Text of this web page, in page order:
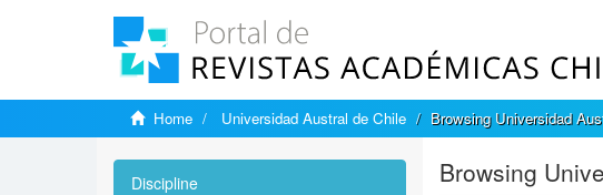
Home Universidad Austral de Chile Browsing Universidad
Browsing
Discipline